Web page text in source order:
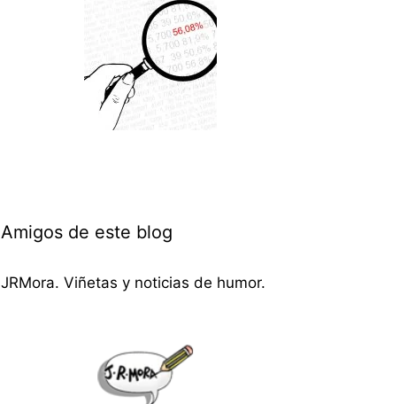
Amigos de este blog
JRMora. Viñetas y noticias de humor.